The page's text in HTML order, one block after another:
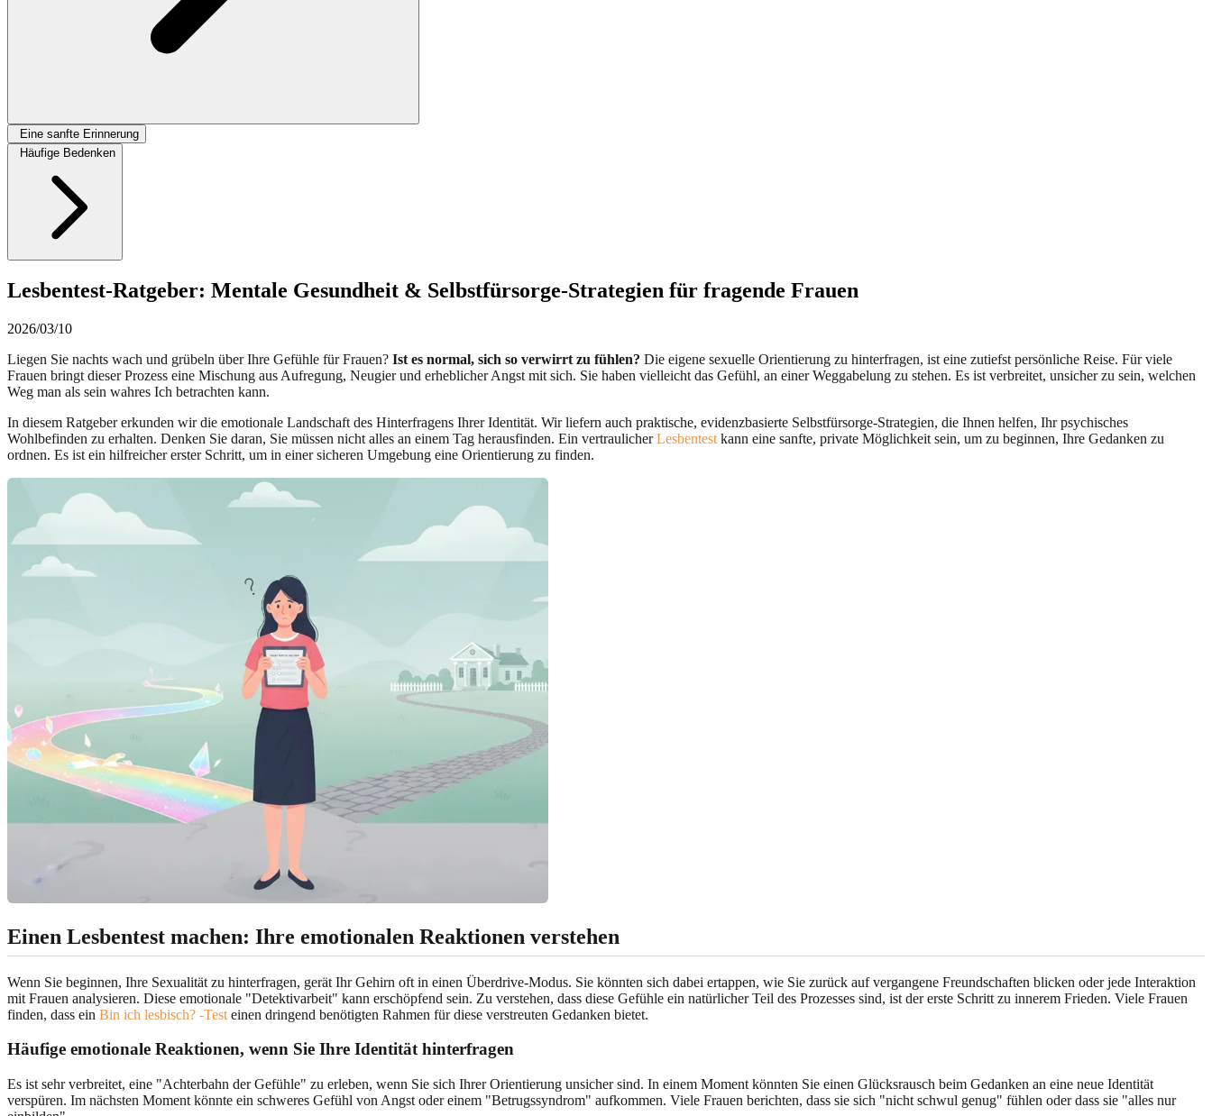
Eine sanfte Erinnerung
Häufige Bedenken
Lesbentest-Ratgeber: Mentale Gesundheit & Selbstfürsorge-Strategien für fragende Frauen
2026/03/10
Liegen Sie nachts wach und grübeln über Ihre Gefühle für Frauen? Ist es normal, sich so verwirrt zu fühlen? Die eigene sexuelle Orientierung zu hinterfragen, ist eine zutiefst persönliche Reise. Für viele
Frauen bringt dieser Prozess eine Mischung aus Aufregung, Neugier und erheblicher Angst mit sich. Sie haben vielleicht das Gefühl, an einer Weggabelung zu stehen. Es ist verbreitet, unsicher zu sein, welchen
Weg man als sein wahres Ich betrachten kann.
In diesem Ratgeber erkunden wir die emotionale Landschaft des Hinterfragens Ihrer Identität. Wir liefern auch praktische, evidenzbasierte Selbstfürsorge-Strategien, die Ihnen helfen, Ihr psychisches
Wohlbefinden zu erhalten. Denken Sie daran, Sie müssen nicht alles an einem Tag herausfinden. Ein vertraulicherLesbentest kann eine sanfte, private Möglichkeit sein, um zu beginnen, Ihre Gedanken zu
ordnen. Es ist ein hilfreicher erster Schritt, um in einer sicheren Umgebung eine Orientierung zu finden.
Einen Lesbentest machen: Ihre emotionalen Reaktionen verstehen
Wenn Sie beginnen, Ihre Sexualität zu hinterfragen, gerät Ihr Gehirn oft in einen Überdrive-Modus. Sie könnten sich dabei ertappen, wie Sie zurück auf vergangene Freundschaften blicken oder jede Interaktion
mit Frauen analysieren. Diese emotionale "Detektivarbeit" kann erschöpfend sein. Zu verstehen, dass diese Gefühle ein natürlicher Teil des Prozesses sind, ist der erste Schritt zu innerem Frieden. Viele Frauen
finden, dass ein Bin ich lesbisch? -Test einen dringend benötigten Rahmen für diese verstreuten Gedanken bietet.
Häufige emotionale Reaktionen, wenn Sie Ihre Identität hinterfragen
Es ist sehr verbreitet, eine "Achterbahn der Gefühle" zu erleben, wenn Sie sich Ihrer Orientierung unsicher sind. In einem Moment könnten Sie einen Glücksrausch beim Gedanken an eine neue Identität
verspüren. Im nächsten Moment könnte ein schweres Gefühl von Angst oder einem "Betrugssyndrom" aufkommen. Viele Frauen berichten, dass sie sich "nicht schwul genug" fühlen oder dass sie "alles nur